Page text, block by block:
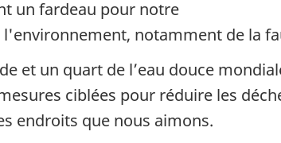
un fardeau pour notre
notamment de la
et un quart de l’eau douce
ciblées pour réduire les
endroits que nous aimons.